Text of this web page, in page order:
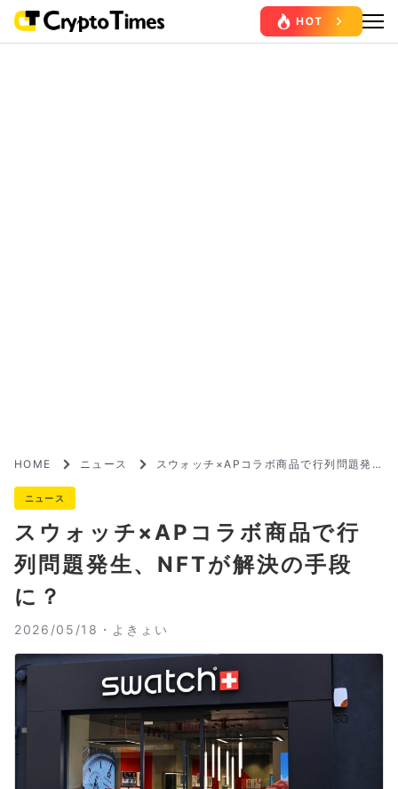
HOME ニュース
スウォッチ×APコラボ商品で行列問題発
ニュース
スウォッチ×APコラボ商品で行
列問題発生、NFTが解決の手段
に？
2026/05/18・ よきょい